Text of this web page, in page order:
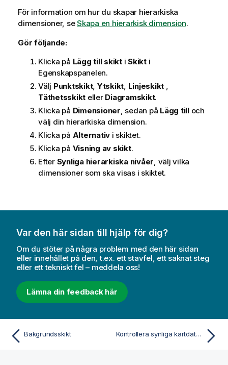
n
g
m
i
f
o
r
m
a
t
i
o
n
För information om hur du skapar hierarkiska
dimensioner, seSkapa en hierarkisk dimension.
Gör följande:
Klicka på Lägg till skikti Skikti
Egenskapspanelen.
Välj Punktskikt, Ytskikt Linjeskikt
Täthetsskikt eller Diagramskikt.
Klicka på Dimensioner , sedan på Lägg tilloch
välj din hierarkiska dimension.
Klicka på Alternativ i skiktet.
Klicka på Visning av skikt.
Efter Synliga hierarkiska nivåer , välj vilka
dimensioner som ska visas i skiktet.
Var den här sidan till hjälp för dig?
Om du stöter på några problem med den här sidan
eller innehållet på den, t.ex. ett stavfel, ett saknat steg
eller ett tekniskt fel – meddela oss!
Lämna din feedback här
Bakgrundsskikt Kontrollera synliga kartdata med hierarkiska skikt